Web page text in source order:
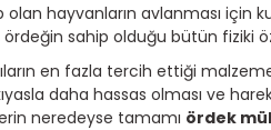
hayvanların avlanması için
sahip olduğu bütün fiziki
en fazla tercih ettiği
daha hassas olması ve
neredeyse tamamı ördek